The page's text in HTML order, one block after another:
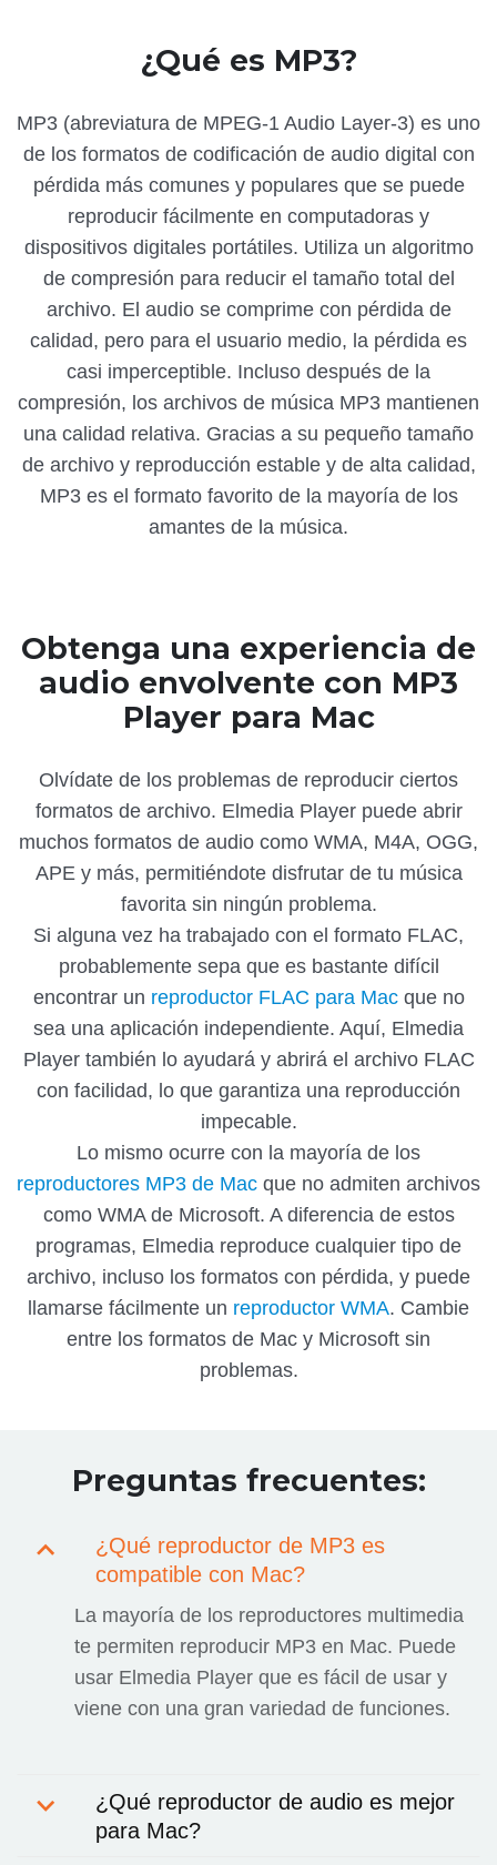
¿Qué es MP3?
MP3 (abreviatura de MPEG-1 Audio Layer-3) es uno
de los formatos de codificación de audio digital con
pérdida más comunes y populares que se puede
reproducir fácilmente en computadoras y
dispositivos digitales portátiles. Utiliza un algoritmo
de compresión para reducir el tamaño total del
archivo. El audio se comprime con pérdida de
calidad, pero para el usuario medio, la pérdida es
casi imperceptible. Incluso después de la
compresión, los archivos de música MP3 mantienen
una calidad relativa. Gracias a su pequeño tamaño
de archivo y reproducción estable y de alta calidad,
MP3 es el formato favorito de la mayoría de los
amantes de la música.
Obtenga una experiencia de
audio envolvente con MP3
Player para Mac
Olvídate de los problemas de reproducir ciertos
formatos de archivo. Elmedia Player puede abrir
muchos formatos de audio como WMA, M4A, OGG,
APE y más, permitiéndote disfrutar de tu música
favorita sin ningún problema.
Si alguna vez ha trabajado con el formato FLAC,
probablemente sepa que es bastante difícil
encontrar un reproductor FLAC para Macque no
sea una aplicación independiente. Aquí, Elmedia
Player también lo ayudará y abrirá el archivo FLAC
con facilidad, lo que garantiza una reproducción
impecable.
Lo mismo ocurre con la mayoría de los
reproductores MP3 de Mac que no admiten archivos
como WMA de Microsoft. A diferencia de estos
programas, Elmedia reproduce cualquier tipo de
archivo, incluso los formatos con pérdida, y puede
llamarse fácilmente un reproductor WMA. Cambie
entre los formatos de Mac y Microsoft sin
problemas.
Preguntas frecuentes:
¿Qué reproductor de MP3 es
compatible con Mac?
La mayoría de los reproductores multimedia
te permiten reproducir MP3 en Mac. Puede
usar Elmedia Player que es fácil de usar y
viene con una gran variedad de funciones.
¿Qué reproductor de audio es mejor
para Mac?